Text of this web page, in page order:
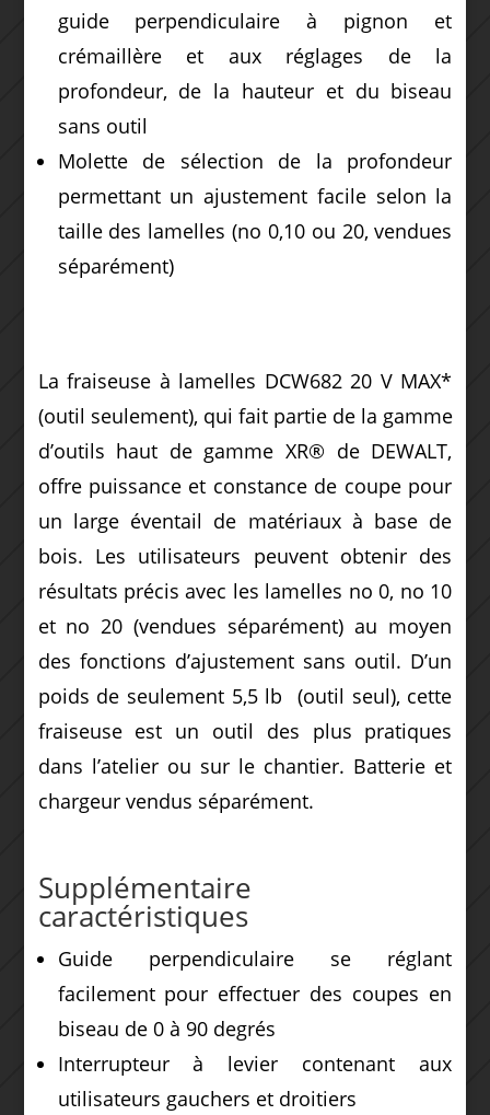
guide perpendiculaire à pignon et
crémaillère et aux réglages de la
profondeur, de la hauteur et du biseau
sans outil
Molette de sélection de la profondeur
permettant un ajustement facile selon la
taille des lamelles (no 0,10 ou 20, vendues
séparément)
La fraiseuse à lamelles DCW682 20 V MAX*
(outil seulement), qui fait partie de la gamme
d’outils haut de gamme XR® de DEWALT,
offre puissance et constance de coupe pour
un large éventail de matériaux à base de
bois. Les utilisateurs peuvent obtenir des
résultats précis avec les lamelles no 0, no 10
et no 20 (vendues séparément) au moyen
des fonctions d’ajustement sans outil. D’un
poids de seulement 5,5 lb (outil seul), cette
fraiseuse est un outil des plus pratiques
dans l’atelier ou sur le chantier. Batterie et
chargeur vendus séparément.
Supplémentaire
caractéristiques
Guide perpendiculaire se réglant
facilement pour effectuer des coupes en
biseau de 0 à 90 degrés
Interrupteur à levier contenant aux
utilisateurs gauchers et droitiers